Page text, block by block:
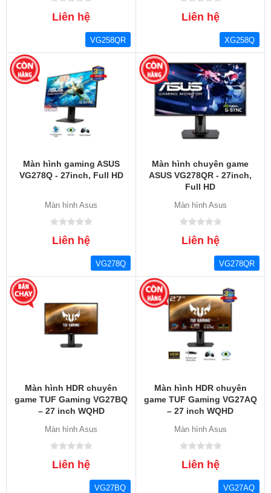
Liên hệ
VG258QR
Liên hệ
XG258Q
Màn hình gaming ASUS
VG278Q - 27inch, Full HD
Màn hình Asus
Liên hệ
VG278Q
Màn hình chuyên game
ASUS VG278QR - 27inch,
Full HD
Màn hình Asus
Liên hệ
VG278QR
Màn hình HDR chuyên
game TUF Gaming VG27BQ
– 27 inch WQHD
Màn hình Asus
Liên hệ
VG27BQ
Màn hình HDR chuyên
game TUF Gaming VG27AQ
– 27 inch WQHD
Màn hình Asus
Liên hệ
VG27AQ